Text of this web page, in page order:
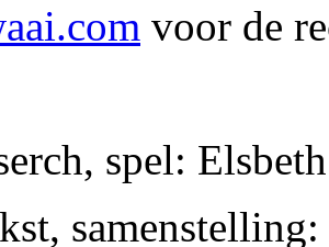
voor de
spel:
samenstelling: